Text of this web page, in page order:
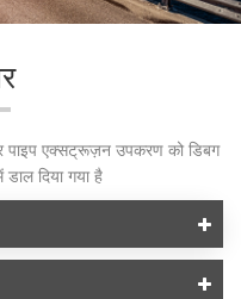
पाइप एक्सट्रूज़न उपकरण को डिबग
दिया गया है